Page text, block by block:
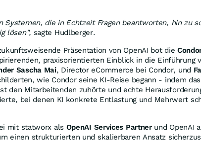
Systemen, die in Echtzeit Fragen beantworten, hin zu
lösen", sagte Hudlberger.
Präsentation von OpenAI bot die
praxisorientierten Einblick in die Einführung
Sascha Mai, Director eCommerce bei Condor, und
wie Condor seine KI-Reise begann - indem das
den Mitarbeitenden zuhörte und echte
bei denen KI konkrete Entlastung und Mehrwert
mit statworx als OpenAI Services Partnerund OpenAI
einen strukturierten und skalierbaren Ansatz